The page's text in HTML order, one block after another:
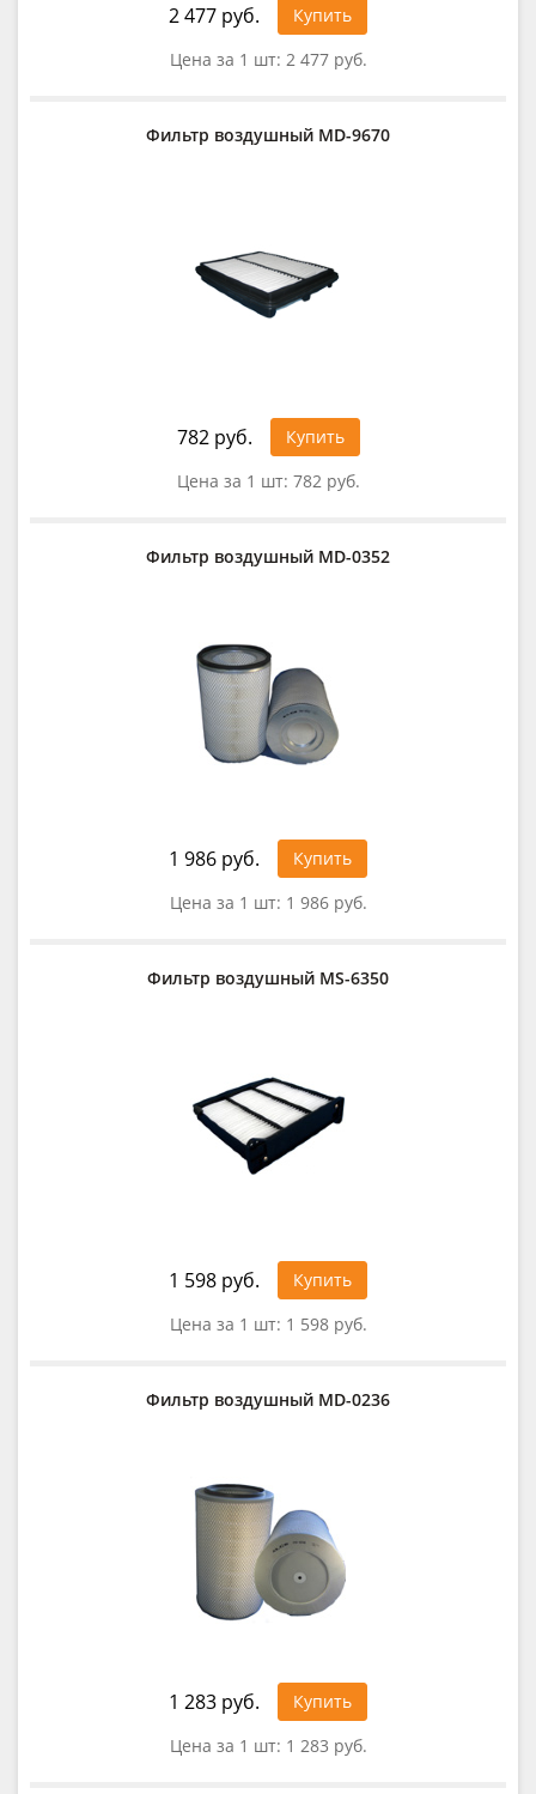
2 477 руб.
Купить
Цена за 1 шт: 2 477 руб.
Фильтр воздушный MD-9670
782 руб.
Купить
Цена за 1 шт: 782 руб.
Фильтр воздушный MD-0352
1 986 руб.
Купить
Цена за 1 шт: 1 986 руб.
Фильтр воздушный MS-6350
1 598 руб.
Купить
Цена за 1 шт: 1 598 руб.
Фильтр воздушный MD-0236
1 283 руб.
Купить
Цена за 1 шт: 1 283 руб.